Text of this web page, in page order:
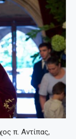
π. Αντίπας,